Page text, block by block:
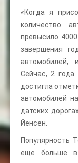
«Когда я
количество
превысило
завершения
автомобилей,
Сейчас, 2
достигла
автомобилей
датских
Йенсен.
Популярность
еще больше в